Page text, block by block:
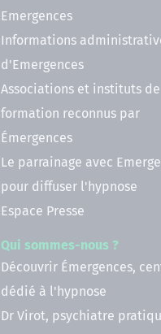
Emergences
Informations
d'Emergences
Associations et instituts de
formation reconnus par
Émergences
Le parrainage avec
pour diffuser l'hypnose
Espace Presse
Qui sommes-nous ?
Découvrir Émergences,
dédié à l'hypnose
Dr Virot, psychiatre